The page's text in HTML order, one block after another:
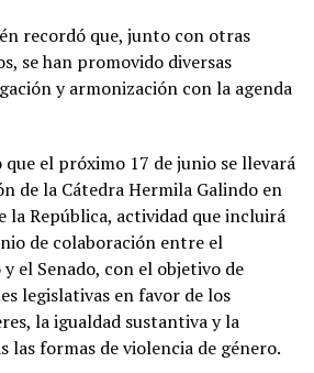
recordó que, junto con otras
se han promovido diversas
y armonización con la agenda
el próximo 17 de junio se llevará
de la Cátedra Hermila Galindo en
la República, actividad que incluirá
de colaboración entre el
el Senado, con el objetivo de
legislativas en favor de los
la igualdad sustantiva y la
las formas de violencia de género.